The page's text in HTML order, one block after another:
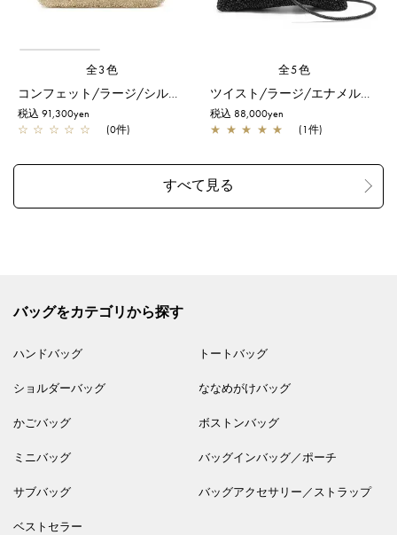
全3色
コンフェット/ラージ/シルバーゴールド
税込 91,300yen
☆ ☆ ☆ ☆ ☆ (0件)
全5色
ツイスト/ラージ/エナメルブラック
税込 88,000yen
★ ★ ★ ★ ★ (1件)
バッグをカテゴリから探す
ハンドバッグ トートバッグ
ショルダーバッグ ななめがけバッグ
かごバッグ ボストンバッグ
ミニバッグ バッグインバッグ／ポーチ
サブバッグ バッグアクセサリー／ストラップ
ベストセラー